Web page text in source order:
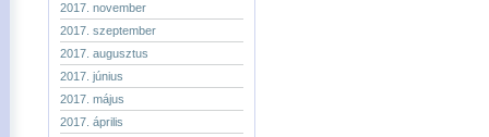
2017. november
2017. szeptember
2017. augusztus
2017. június
2017. május
2017. április